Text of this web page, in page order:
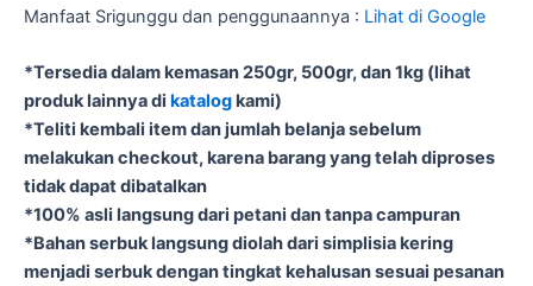
Manfaat Srigunggu dan penggunaannya : Lihat di Google
*Tersedia dalam kemasan 250gr, 500gr, dan 1kg (lihat
produk lainnya di katalogkami)
*Teliti kembali item dan jumlah belanja sebelum
melakukan checkout, karena barang yang telah diproses
tidak dapat dibatalkan
*100% asli langsung dari petani dan tanpa campuran
*Bahan serbuk langsung diolah dari simplisia kering
menjadi serbuk dengan tingkat kehalusan sesuai pesanan